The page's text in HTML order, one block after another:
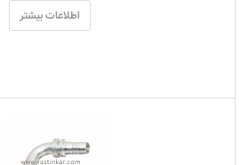
اطلاعات بیشتر